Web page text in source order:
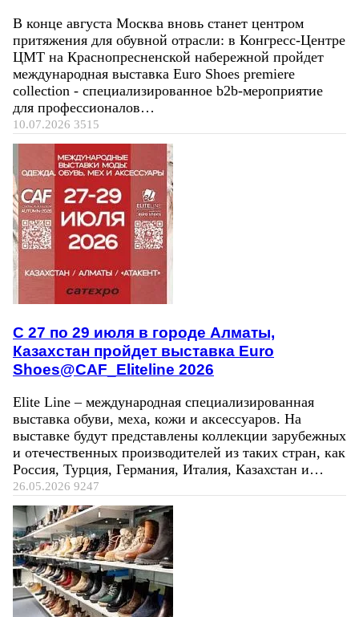
В конце августа Москва вновь станет центром
притяжения для обувной отрасли: в Конгресс-Центре
ЦМТ на Краснопресненской набережной пройдет
международная выставка Euro Shoes premiere
collection - специализированное b2b-мероприятие
для профессионалов…
10.07.2026 3515
C 27 по 29 июля в городе Алматы,
Казахстан пройдет выставка Euro
Shoes@CAF_Eliteline 2026
Elite Line – международная специализированная
выставка обуви, меха, кожи и аксессуаров. На
выставке будут представлены коллекции зарубежных
и отечественных производителей из таких стран, как
Россия, Турция, Германия, Италия, Казахстан и…
26.05.2026 9247